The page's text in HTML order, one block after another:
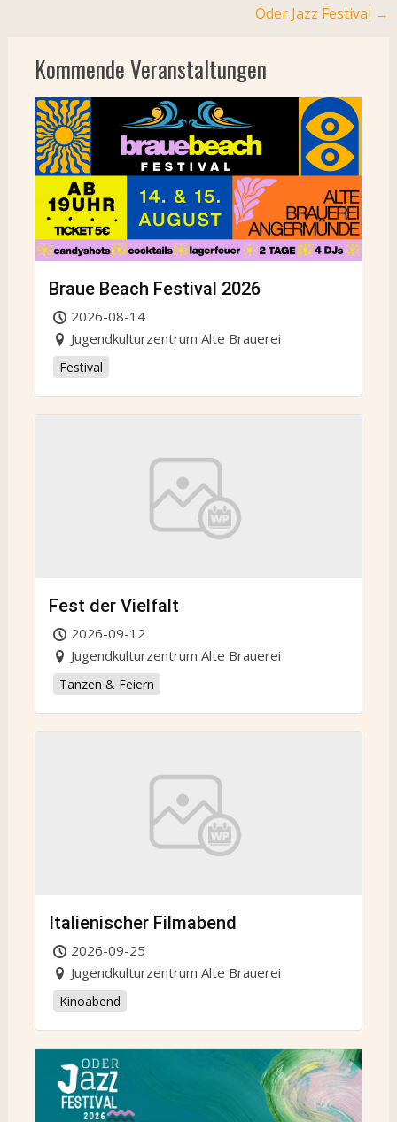
Oder Jazz Festival →
Kommende Veranstaltungen
Braue Beach Festival 2026
2026-08-14
Jugendkulturzentrum Alte Brauerei
Festival
Fest der Vielfalt
2026-09-12
Jugendkulturzentrum Alte Brauerei
Tanzen & Feiern
Italienischer Filmabend
2026-09-25
Jugendkulturzentrum Alte Brauerei
Kinoabend